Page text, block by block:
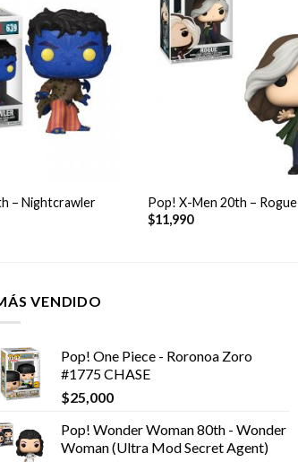
– Nightcrawler
Pop! X-Men 20th – Rogue
$11,990
VENDIDO
Pop! One Piece - Roronoa Zoro
#1775 CHASE
$25,000
Pop! Wonder Woman 80th - Wonder
Woman (Ultra Mod Secret Agent)